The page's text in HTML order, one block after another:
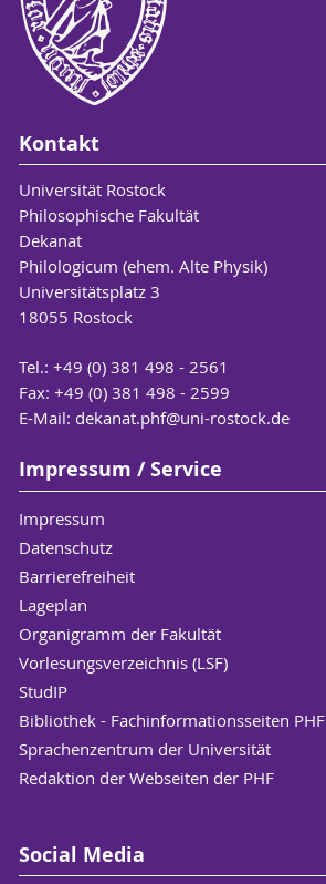
Kontakt
Universität Rostock
Philosophische Fakultät
Dekanat
Philologicum (ehem. Alte Physik)
Universitätsplatz 3
18055 Rostock
Tel.: +49 (0) 381 498 - 2561
Fax: +49 (0) 381 498 - 2599
E-Mail: dekanat.phf@uni-rostock.de
Impressum / Service
Impressum
Datenschutz
Barrierefreiheit
Lageplan
Organigramm der Fakultät
Vorlesungsverzeichnis (LSF)
StudIP
Bibliothek - Fachinformationsseiten PHF
Sprachenzentrum der Universität
Redaktion der Webseiten der PHF
Social Media